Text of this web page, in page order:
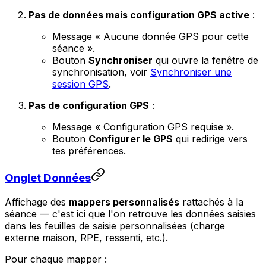
Pas de données mais configuration GPS active :
Message « Aucune donnée GPS pour cette
séance ».
Bouton Synchroniser qui ouvre la fenêtre de
synchronisation, voir Synchroniser une
session GPS.
Pas de configuration GPS :
Message « Configuration GPS requise ».
Bouton Configurer le GPS qui redirige vers
tes préférences.
Onglet Données
Affichage des mappers personnalisés rattachés à la
séance — c'est ici que l'on retrouve les données saisies
dans les feuilles de saisie personnalisées (charge
externe maison, RPE, ressenti, etc.).
Pour chaque mapper :